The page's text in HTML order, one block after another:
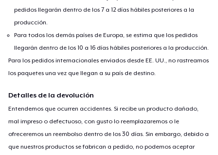
pedidos llegarán dentro de los 7 a 12 días hábiles posteriores a la
producción.
Para todos los demás países de Europa, se estima que los pedidos
llegarán dentro de los 10 a 16 días hábiles posteriores a la producción.
Para los pedidos internacionales enviados desde EE. UU., no rastreamos
los paquetes una vez que llegan a su país de destino.
Detalles de la devolución
Entendemos que ocurren accidentes. Si recibe un producto dañado,
mal impreso o defectuoso, con gusto lo reemplazaremos o le
ofreceremos un reembolso dentro de los 30 días. Sin embargo, debido a
que nuestros productos se fabrican a pedido, no podemos aceptar